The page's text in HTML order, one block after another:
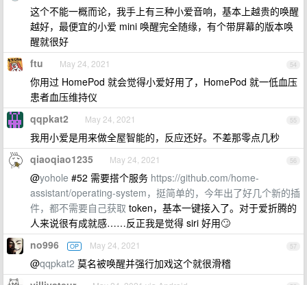
这个不能一概而论，我手上有三种小爱音响，基本上越贵的唤醒
越好，最便宜的小爱 mini 唤醒完全随缘，有个带屏幕的版本唤
醒就很好
54
ftu May 24, 2021
你用过 HomePod 就会觉得小爱好用了，HomePod 就一低血压
患者血压维持仪
55
qqpkat2 May 24, 2021
我用小爱是用来做全屋智能的，反应还好。不差那零点几秒
56
qiaoqiao1235 May 24, 2021
@yohole #52 需要搭个服务 https://github.com/home-
assistant/operating-system，挺简单的，今年出了好几个新的插
件，都不需要自己获取 token，基本一键接入了。对于爱折腾的
人来说很有成就感……反正我是觉得 siri 好用🙄
57
no996 OP May 24, 2021
@qqpkat2 莫名被唤醒并强行加戏这个就很滑稽